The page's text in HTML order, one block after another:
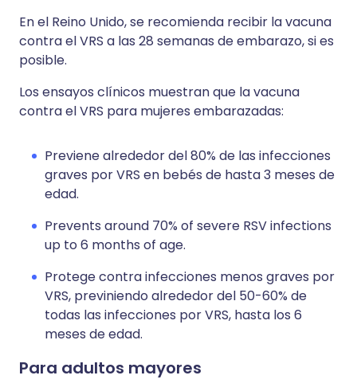
En el Reino Unido, se recomienda recibir la vacuna
contra el VRS a las 28 semanas de embarazo, si es
posible.
Los ensayos clínicos muestran que la vacuna
contra el VRS para mujeres embarazadas:
Previene alrededor del 80% de las infecciones
graves por VRS en bebés de hasta 3 meses de
edad.
Prevents around 70% of severe RSV infections
up to 6 months of age.
Protege contra infecciones menos graves por
VRS, previniendo alrededor del 50-60% de
todas las infecciones por VRS, hasta los 6
meses de edad.
Para adultos mayores